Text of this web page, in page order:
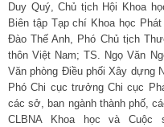
Duy Quý, Chủ tịch Hội Khoa
Biên tập Tạp chí Khoa học
Đào Thế Anh, Phó Chủ tịch
thôn Việt Nam; TS. Ngọ Văn
Văn phòng Điều phối Xây dựng
Phó Chi cục trưởng Chi cục
các sở, ban ngành thành phố,
CLBNA Khoa học và